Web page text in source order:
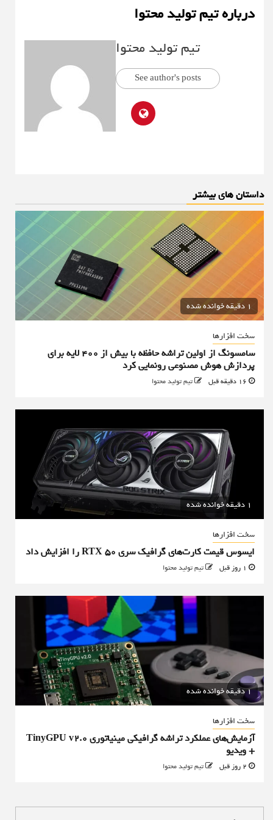
درباره تیم تولید محتوا
تیم تولید محتوا
See author's posts
داستان های بیشتر
1 دقیقه خوانده شده
سخت افزارها
سامسونگ از اولین تراشه حافظه با بیش از ۴۰۰ لایه برای
پردازش هوش مصنوعی رونمایی کرد
تیم تولید محتوا
1 دقیقه خوانده شده
سخت افزارها
ایسوس قیمت کارت‌های گرافیک سری RTX 50 را افزایش داد
تیم تولید محتوا
1 دقیقه خوانده شده
سخت افزارها
آزمایش‌های عملکرد تراشه گرافیکی مینیاتوری TinyGPU v2.0
+ ویدیو
تیم تولید محتوا